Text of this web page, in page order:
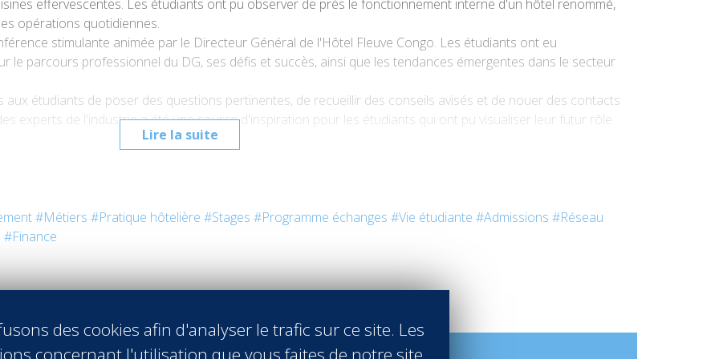
Lire la suite
effervescentes. Les étudiants ont pu observer de près le fonctionnement interne d'un hôtel renommé,
opérations quotidiennes.
stimulante animée par le Directeur Général de l'Hôtel Fleuve Congo. Les étudiants ont eu
le parcours professionnel du DG, ses défis et succès, ainsi que les tendances émergentes dans le secteur
aux étudiants de poser des questions pertinentes, de recueillir des conseils avisés et de nouer des contacts
experts de l'industrie a été une source d'inspiration pour les étudiants qui ont pu visualiser leur futur rôle
#Métiers #Pratique hôtelière #Stages #Programme échanges #Vie étudiante #Admissions #Réseau
#Finance
des cookies afin d'analyser le trafic sur ce site. Les
concernant l'utilisation que vous faites de notre site